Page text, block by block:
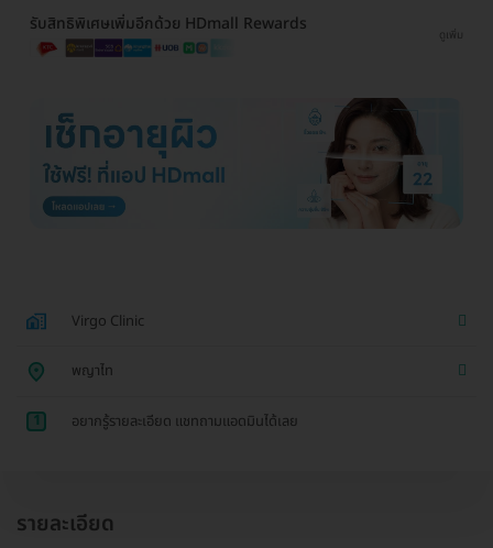
รับสิทธิพิเศษเพิ่มอีกด้วย HDmall Rewards
ดูเพิ่ม
Virgo Clinic
พญาไท
1 อยากรู้รายละเอียด แชทถามแอดมินได้เลย
รายละเอียด